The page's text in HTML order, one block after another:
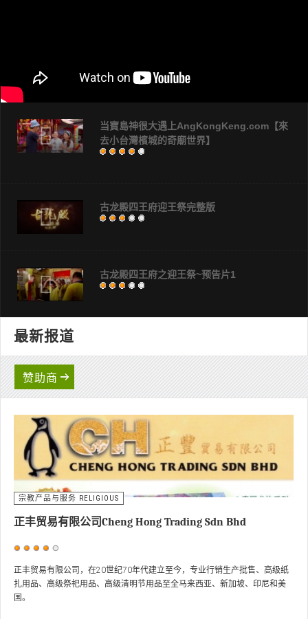
当寶島神很大遇上AngKongKeng.com【來
去小台灣檳城的奇廟世界】
用
价：4/5
古龙殿四王府迎王祭完整版
价：3/5
古龙殿四王府之迎王祭~预告片1
用
价：3/5
用
户
评
最新报道
赞助商
宗教产品与服务 RELIGIOUS
正丰贸易有限公司Cheng Hong Trading Sdn Bhd
用
户
评
价：
正丰贸易有限公司，在20世纪70年代建立至今，专业行销生产批售、高级纸
扎用品、高级祭祀用品、高级清明节用品至全马来西亚、新加坡、印尼和美
国。